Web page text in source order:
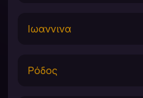
Ιωαννινα
Ρόδος